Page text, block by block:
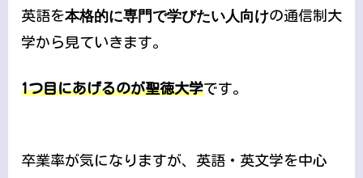
英語を本格的に専門で学びたい人向けの通信制大
学から見ていきます。
1つ目にあげるのが聖徳大学です。
卒業率が気になりますが、英語・英文学を中心